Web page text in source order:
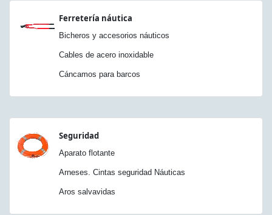
Ferretería náutica
Bicheros y accesorios náuticos
Cables de acero inoxidable
Cáncamos para barcos
Seguridad
Aparato flotante
Arneses. Cintas seguridad Náuticas
Aros salvavidas